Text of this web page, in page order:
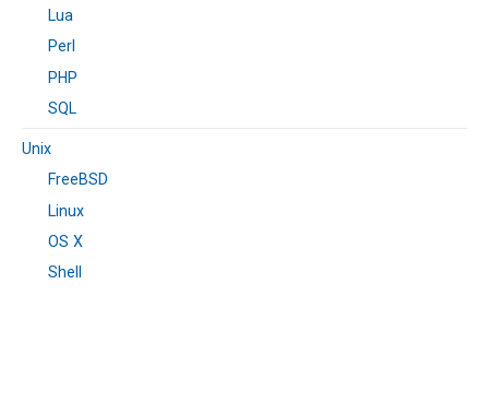
Lua
Perl
PHP
SQL
Unix
FreeBSD
Linux
OS X
Shell